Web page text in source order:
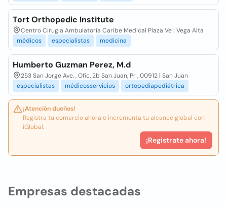
Empresas destacadas
Tort Orthopedic Institute
Centro Cirugia Ambulatoria Caribe Medical Plaza Ve | Vega Alta
médicos
especialistas medicina
Humberto Guzman Perez, M.d
253 San Jorge Ave. , Ofic. 2b San Juan, Pr , 00912 | San Juan
especialistas
médicosservicios ortopediapediátrica
¡Atención dueños!
Registra tu comercio ahora e incrementa tu alcance global con
iGlobal.
¡Registrate ahora!